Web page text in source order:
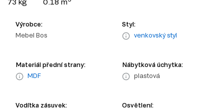
73 kg 0.18 m
Výrobce:
Mebel Bos
Styl:
venkovský styl
Materiál přední strany:
MDF
Nábytková úchytka:
plastová
Vodítka zásuvek:
Osvětlení: